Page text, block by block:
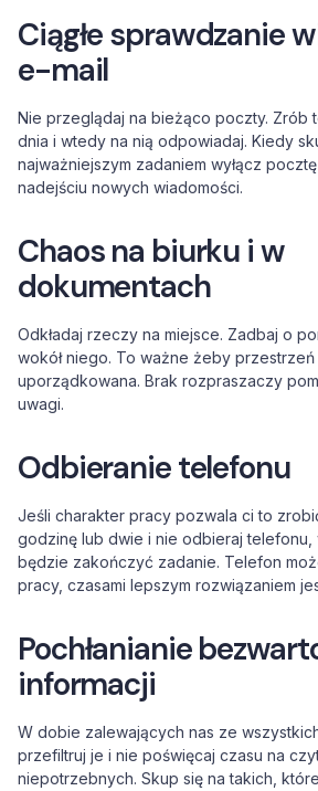
Ciągłe sprawdzanie
e-mail
Nie przeglądaj na bieżąco poczty. Zrób
dnia i wtedy na nią odpowiadaj. Kiedy
najważniejszym zadaniem wyłącz
nadejściu nowych wiadomości.
Chaos na biurku i w
dokumentach
Odkładaj rzeczy na miejsce. Zadbaj o
wokół niego. To ważne żeby przestrzeń
uporządkowana. Brak rozpraszaczy
uwagi.
Odbieranie telefonu
Jeśli charakter pracy pozwala ci to
godzinę lub dwie i nie odbieraj telefonu,
będzie zakończyć zadanie. Telefon
pracy, czasami lepszym rozwiązaniem
Pochłanianie
informacji
W dobie zalewających nas ze
przefiltruj je i nie poświęcaj czasu na
niepotrzebnych. Skup się na takich,